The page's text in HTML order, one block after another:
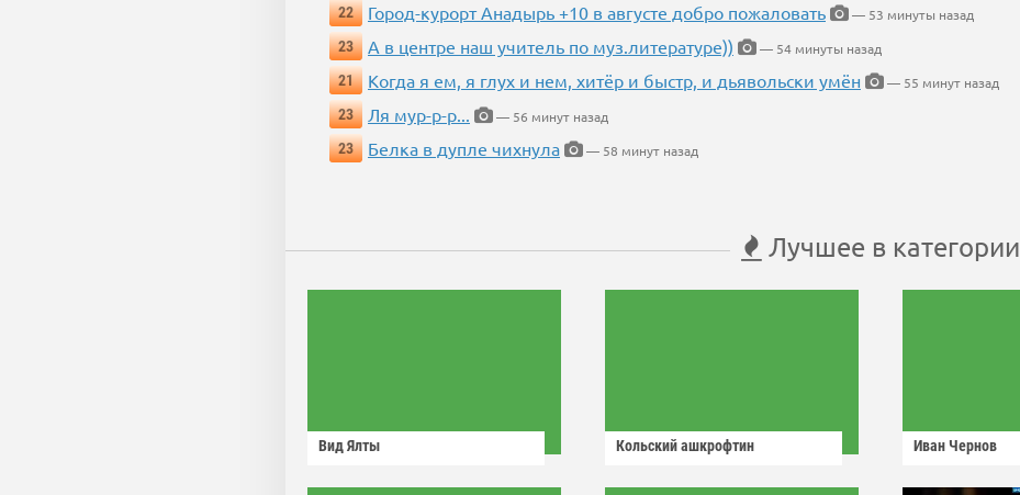
22
Город-курорт Анадырь +10 в августе добро пожаловать
— 53 минуты назад
23
А в центре наш учитель по муз.литературе))
— 54 минуты назад
21
Когда я ем, я глух и нем, хитёр и быстр, и дьявольски умён
— 55 минут назад
23
Ля мур-р-р...
— 56 минут назад
23
Белка в дупле чихнула — 58 минут назад
Лучшее в категории
Вид Ялты Кольский ашкрофтин Иван Чернов